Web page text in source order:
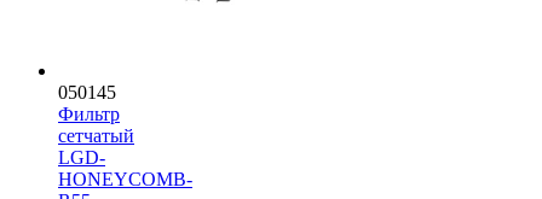
050145
Фильтр
сетчатый
LGD-
HONEYCOMB-